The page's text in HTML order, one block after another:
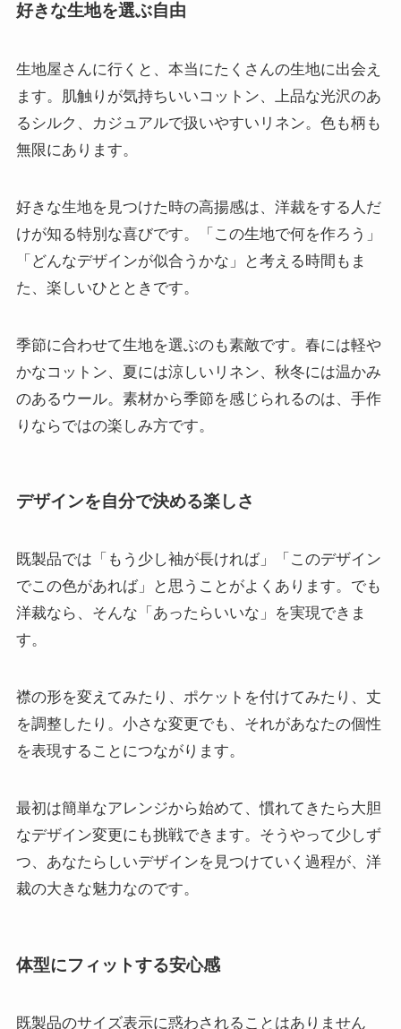
好きな生地を選ぶ自由
生地屋さんに行くと、本当にたくさんの生地に出会え
ます。肌触りが気持ちいいコットン、上品な光沢のあ
るシルク、カジュアルで扱いやすいリネン。色も柄も
無限にあります。
好きな生地を見つけた時の高揚感は、洋裁をする人だ
けが知る特別な喜びです。「この生地で何を作ろう」
「どんなデザインが似合うかな」と考える時間もま
た、楽しいひとときです。
季節に合わせて生地を選ぶのも素敵です。春には軽や
かなコットン、夏には涼しいリネン、秋冬には温かみ
のあるウール。素材から季節を感じられるのは、手作
りならではの楽しみ方です。
デザインを自分で決める楽しさ
既製品では「もう少し袖が長ければ」「このデザイン
でこの色があれば」と思うことがよくあります。でも
洋裁なら、そんな「あったらいいな」を実現できま
す。
襟の形を変えてみたり、ポケットを付けてみたり、丈
を調整したり。小さな変更でも、それがあなたの個性
を表現することにつながります。
最初は簡単なアレンジから始めて、慣れてきたら大胆
なデザイン変更にも挑戦できます。そうやって少しず
つ、あなたらしいデザインを見つけていく過程が、洋
裁の大きな魅力なのです。
体型にフィットする安心感
既製品のサイズ表示に惑わされることはありません